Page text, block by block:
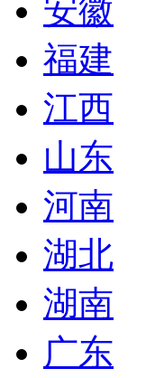
安徽
福建
江西
山东
河南
湖北
湖南
广东